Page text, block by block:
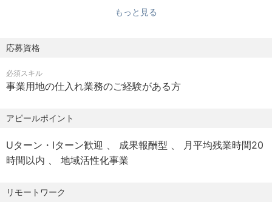
で購入条件について交渉します。
業展開できるようサポートします。商業施設やオフィス、
見つけ、価値や規制を確認して仕入れます。
◎ 柔軟で自由な環境！社員一人ひとりの納得した意思決定
を重視！
裁量権が大きく、自分のアイデアを活かしながら事業の成
神を持って取り組むことができる環境です。
談の中でお話しさせていただきます。実際に実績を出して
具体的な詳細に関しては、選考の過程でお聞きください。
通勤手当（会社規定に基づき支給）、残業手当（固定残業
代制 超過分別途支給）
【勤務地】
・最寄駅：名古屋市営地下鉄 東山線「新栄町駅」
もっと見る
応募資格
必須スキル
事業用地の仕入れ業務のご経験がある方
アピールポイント
Uターン・Iターン歓迎 成果報酬型
月平均残業時間20
時間以内
地域活性化事業
リモートワーク